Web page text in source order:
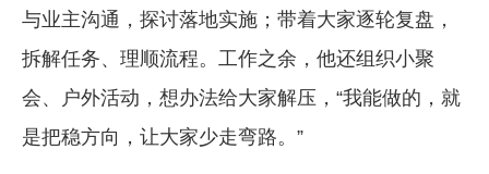
与业主沟通，探讨落地实施；带着大家逐轮复盘，
拆解任务、理顺流程。工作之余，他还组织小聚
会、户外活动，想办法给大家解压，“我能做的，就
是把稳方向，让大家少走弯路。”